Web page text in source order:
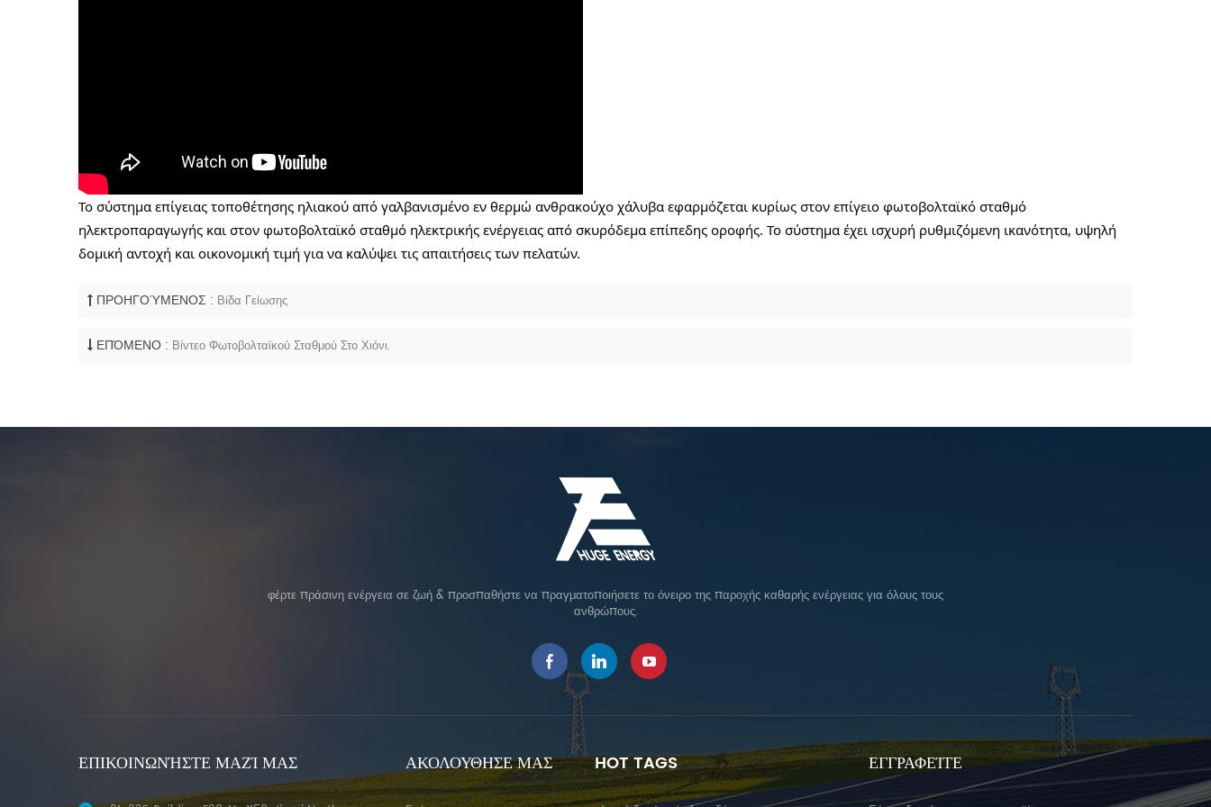
Το σύστημα επίγειας τοποθέτησης ηλιακού από γαλβανισμένο εν θερμώ ανθρακούχο χάλυβα εφαρμόζεται κυρίως στον επίγειο φωτοβολταϊκό σταθμό
ηλεκτροπαραγωγής και στον φωτοβολταϊκό σταθμό ηλεκτρικής ενέργειας από σκυρόδεμα επίπεδης οροφής. Το σύστημα έχει ισχυρή ρυθμιζόμενη ικανότητα, υψηλή
δομική αντοχή και οικονομική τιμή για να καλύψει τις απαιτήσεις των πελατών.
ΠΡΟΗΓΟΎΜΕΝΟΣ : Βίδα Γείωσης
ΕΠΌΜΕΝΟ : Βίντεο Φωτοβολταϊκού Σταθμού Στο Χιόνι.
φέρτε πράσινη ενέργεια σε ζωή & προσπαθήστε να πραγματοποιήσετε το όνειρο της παροχής καθαρής ενέργειας για όλους τους
ανθρώπους.
ΕΠΙΚΟΙΝΩΝΉΣΤΕ ΜΑΖΊ ΜΑΣ ΑΚΟΛΟΥΘΗΣΕ ΜΑΣ HOT TAGS ΕΓΓΡΑΦΕΊΤΕ